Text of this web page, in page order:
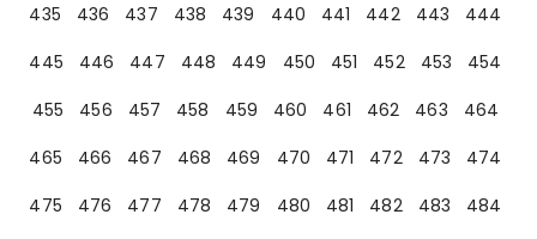
435
436 437 438 439 440 441 442 443
444
445
446 447 448 449 450 451 452 453
454
455
456 457 458 459 460 461 462 463
464
465
466 467 468 469 470 471 472 473
474
475
476 477 478 479 480 481 482 483
484